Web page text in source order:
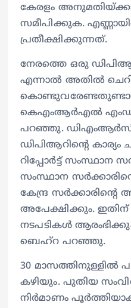
കേരളം
സമീപിക്കുക.
പ്രതീക്ഷിക്കുന്നത്.
നേരത്തെ ഒരു
എന്നാല്‍ അതില്‍
കെഎംആര്‍എല്‍
പറഞ്ഞു.
ഡിപിആറിന്റെ കാര്യം
റിപ്പോര്‍ട്ട് സംസ്ഥാന
സംസ്ഥാന
കേന്ദ്ര
അപേക്ഷിക്കും. ഇതിന്
നടപടികള്‍
ബെഹ്‌റ പറഞ്ഞു.
30 മാസത്തിനുള്ളില്‍
കഴിയും. പുതിയ
നിര്‍മാണം